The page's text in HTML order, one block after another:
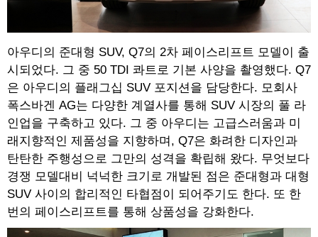
아우디의 준대형 SUV, Q7의 2차 페이스리프트 모델이 출
시되었다. 그 중 50 TDI 콰트로 기본 사양을 촬영했다. Q7
은 아우디의 플래그십 SUV 포지션을 담당한다. 모회사
폭스바겐 AG는 다양한 계열사를 통해 SUV 시장의 풀 라
인업을 구축하고 있다. 그 중 아우디는 고급스러움과 미
래지향적인 제품성을 지향하며, Q7은 화려한 디자인과
탄탄한 주행성으로 그만의 성격을 확립해 왔다. 무엇보다
경쟁 모델대비 넉넉한 크기로 개발된 점은 준대형과 대형
SUV 사이의 합리적인 타협점이 되어주기도 한다. 또 한
번의 페이스리프트를 통해 상품성을 강화한다.